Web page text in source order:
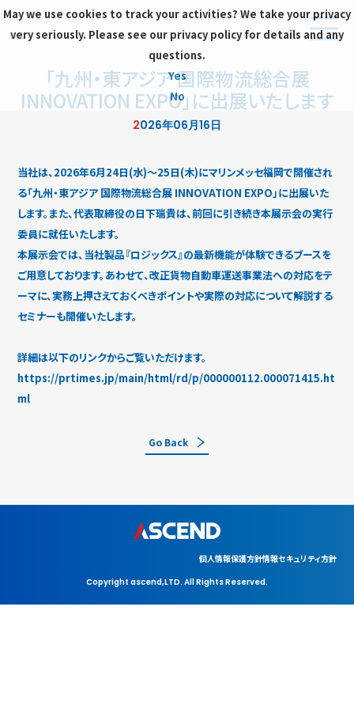
「九州・東アジア 国際物流総合展
INNOVATION EXPO」に出展いたします
2026年06月16日
当社は、2026年6月24日(水)〜25日(木)にマリンメッセ福岡で開催され
る「九州・東アジア 国際物流総合展 INNOVATION EXPO」に出展いた
します。また、代表取締役の日下瑞貴は、前回に引き続き本展示会の実行
委員に就任いたします。
本展示会では、当社製品『ロジックス』の最新機能が体験できるブースを
ご用意しております。あわせて、改正貨物自動車運送事業法への対応をテ
ーマに、実務上押さえておくべきポイントや実際の対応について解説する
セミナーも開催いたします。
詳細は以下のリンクからご覧いただけます。
https://prtimes.jp/main/html/rd/p/000000112.000071415.ht
ml
Go Back
Copyright ascend,LTD. All Rights Reserved.
個人情報保護方針情報セキュリティ方針
May we use cookies to track your activities? We take your privacy
very seriously. Please see our privacy policy for details and any
questions.
Yes
No